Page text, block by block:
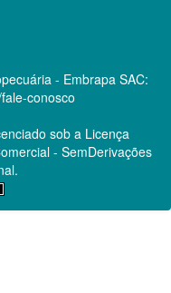
- Embrapa SAC:
conosco
sob a Licença
- SemDerivações